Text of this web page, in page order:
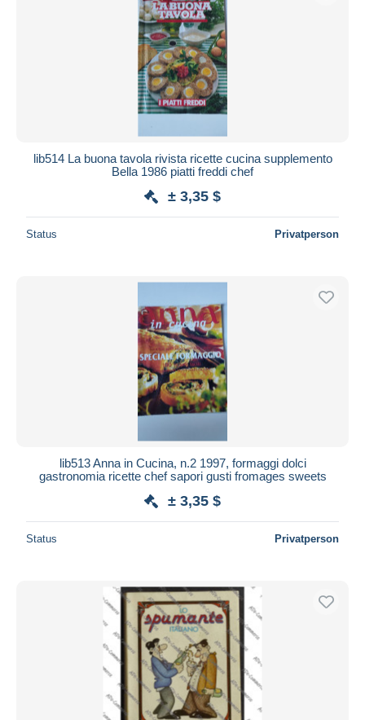
lib514 La buona tavola rivista ricette cucina supplemento
Bella 1986 piatti freddi chef
± 3,35 $
Status Privatperson
lib513 Anna in Cucina, n.2 1997, formaggi dolci
gastronomia ricette chef sapori gusti fromages sweets
± 3,35 $
Status Privatperson